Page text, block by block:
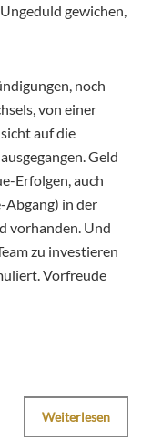
gewichen,
noch
von einer
auf die
Geld
Erfolgen, auch
Abgang) in der
vorhanden. Und
zu investieren
Vorfreude
Weiterlesen